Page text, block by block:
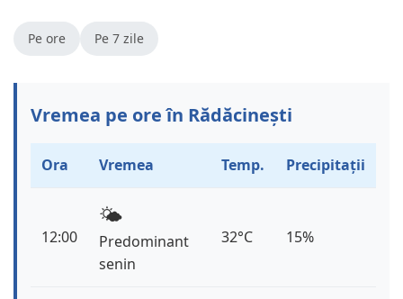
Pe ore Pe 7 zile
Vremea pe ore în Rădăcinești
Ora Vremea Temp. Precipitații
12:00
🌤️
Predominant
senin
32°C 15%